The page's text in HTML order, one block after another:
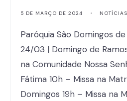
5 DE MARÇO DE 2024 •
Paróquia São Domingos
24/03 | Domingo de
na Comunidade Nossa
Fátima 10h – Missa na
Domingos 19h – Missa na